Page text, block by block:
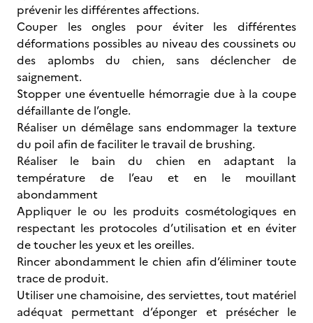
prévenir les différentes affections.
Couper les ongles pour éviter les différentes
déformations possibles au niveau des coussinets ou
des aplombs du chien, sans déclencher de
saignement.
Stopper une éventuelle hémorragie due à la coupe
défaillante de l’ongle.
Réaliser un démêlage sans endommager la texture
du poil afin de faciliter le travail de brushing.
Réaliser le bain du chien en adaptant la
température de l’eau et en le mouillant
abondamment
Appliquer le ou les produits cosmétologiques en
respectant les protocoles d’utilisation et en éviter
de toucher les yeux et les oreilles.
Rincer abondamment le chien afin d’éliminer toute
trace de produit.
Utiliser une chamoisine, des serviettes, tout matériel
adéquat permettant d’éponger et présécher le